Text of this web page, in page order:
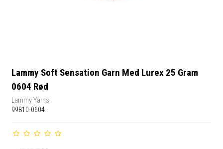
Lammy Soft Sensation Garn Med Lurex 25 Gram
0604 Rød
Lammy Yarns
99810-0604